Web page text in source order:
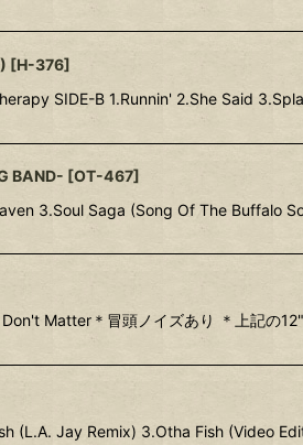
[H-376]
SIDE-B 1.Runnin' 2.She Said
BAND- [OT-467]
3.Soul Saga (Song Of The Buffalo
Matter＊冒頭ノイズあり ＊上記の
(L.A. Jay Remix) 3.Otha Fish (Video